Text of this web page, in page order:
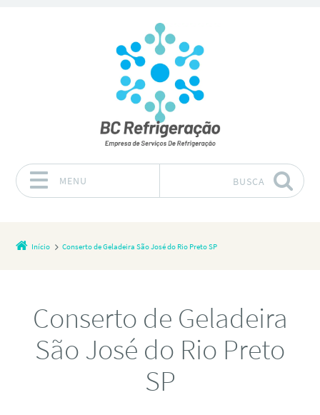
MENU BUSCA
Início Conserto de Geladeira São José do Rio Preto SP
Conserto de Geladeira
São José do Rio Preto
SP